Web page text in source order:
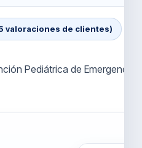
valoraciones de clientes)
Pediátrica de Emergencia